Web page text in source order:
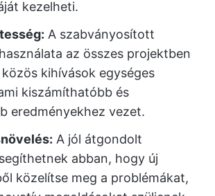
kezelheti.
A szabványosított
az összes projektben
kihívások egységes
kiszámíthatóbb és
eredményekhez vezet.
A jól átgondolt
abban, hogy új
közelítse meg a problémákat,